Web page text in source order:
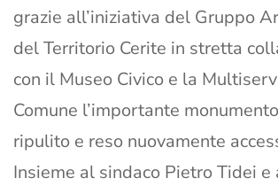
grazie all’iniziativa del Gruppo
del Territorio Cerite in stretta
con il Museo Civico e la
Comune l’importante
ripulito e reso nuovamente
Insieme al sindaco Pietro Tidei e